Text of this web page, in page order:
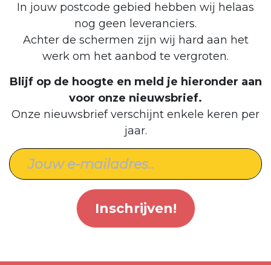
In jouw postcode gebied hebben wij helaas
nog geen leveranciers.
Achter de schermen zijn wij hard aan het
werk om het aanbod te vergroten.
Blijf op de hoogte en meld je hieronder aan
voor onze nieuwsbrief.
Onze nieuwsbrief verschijnt enkele keren per
jaar.
Inschrijven!